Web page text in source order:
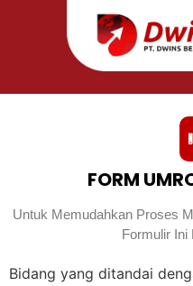
FORM
Untuk Memudahkan Proses
Formulir Ini
Bidang yang ditandai